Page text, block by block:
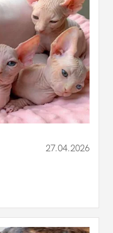
27.04.2026